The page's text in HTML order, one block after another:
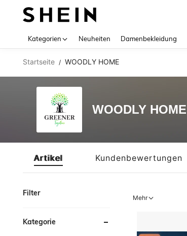
Kategorien Neuheiten Damenbekleidung
Startseite / WOODLY HOME
WOODLY HOME
Artikel Kundenbewertungen
Filter
Kategorie
Mehr